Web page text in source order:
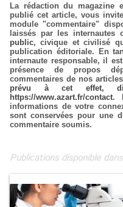
La rédaction du magazine
publié cet article, vous
module "commentaire"
laissés par les internautes
public, civique et civilisé
publication éditoriale. En
internaute responsable, il
présence de propos
commentaires de nos
prévu à cet effet,
https://www.azart.fr/contact.
informations de votre
sont conservées pour une
commentaire soumis.
Publications disponible